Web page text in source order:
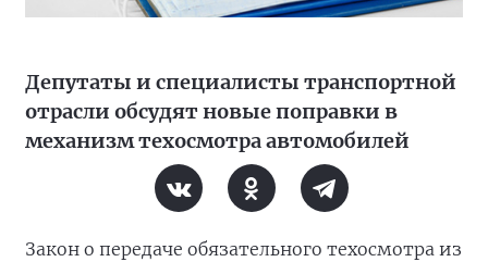
Депутаты и специалисты транспортной
отрасли обсудят новые поправки в
механизм техосмотра автомобилей
Закон о передаче обязательного техосмотра из